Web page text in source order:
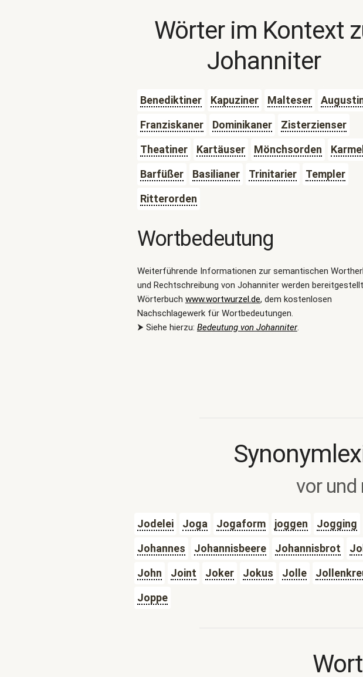
Wörter im Kontext
Johanniter
Benediktiner Kapuziner Malteser
Franziskaner
Dominikaner
Zisterzienser
Theatiner
Kartäuser Mönchsorden
Barfüßer
Basilianer Trinitarier
Templer
Ritterorden
Wortbedeutung
Weiterführende Informationen zur semantischen
und Rechtschreibung von Johanniter werden
Wörterbuch www.wortwurzel.de, dem kostenlosen
Nachschlagewerk für Wortbedeutungen.
⮞ Siehe hierzu: Bedeutung von Johanniter.
vor und
Jodelei Joga Jogaform joggen Jogging
Johannes
Johannisbeere Johannisbrot
John
Joint Joker Jokus Jolle
Joppe